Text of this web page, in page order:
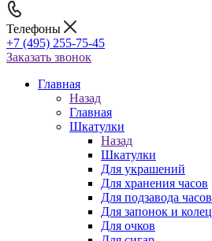
Телефоны
+7 (495) 255-75-45
Заказать звонок
Главная
Назад
Главная
Шкатулки
Назад
Шкатулки
Для украшений
Для хранения часов
Для подзавода часов
Для запонок и колец
Для очков